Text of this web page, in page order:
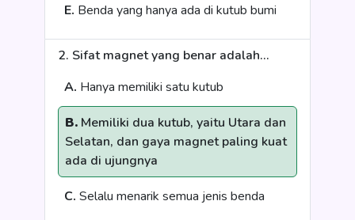
E. Benda yang hanya ada di kutub bumi
2. Sifat magnet yang benar adalah...
A. Hanya memiliki satu kutub
B. Memiliki dua kutub, yaitu Utara dan
Selatan, dan gaya magnet paling kuat
ada di ujungnya
C. Selalu menarik semua jenis benda